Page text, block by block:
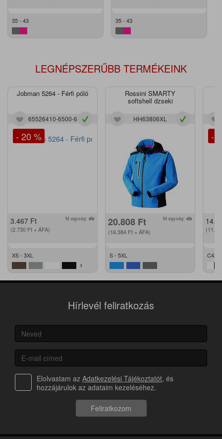
35 - 43 35 - 43
LEGNÉPSZERŰBB TERMÉKEINK
Jobman 5264 - Férfi póló
65526410-6500-6
- 20 %
3.467 Ft
(2.730 Ft + ÁFA)
M.egység: db
XS - 3XL
Rossini SMARTY
softshell dzseki
HH63806XL
20.808 Ft
(16.384 Ft + ÁFA)
M.egység: db
S - 5XL
-
C42 -
Hírlevél feliratkozás
Elolvastam az Adatkezelési Tájékoztatót, és
hozzájárulok az adataim kezeléséhez.
Feliratkozom